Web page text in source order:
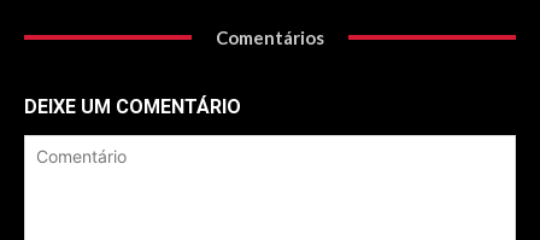
Comentários
DEIXE UM COMENTÁRIO